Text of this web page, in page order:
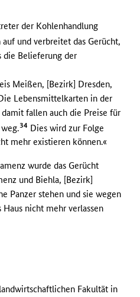
der Kohlenhandlung
und verbreitet das Gerücht,
die Belieferung der
Meißen, [Bezirk] Dresden,
Lebensmittelkarten in der
fallen auch die Preise für
34 Dies wird zur Folge
mehr existieren können.«
wurde das Gerücht
und Biehla, [Bezirk]
Panzer stehen und sie wegen
Haus nicht mehr verlassen
Fakultät in